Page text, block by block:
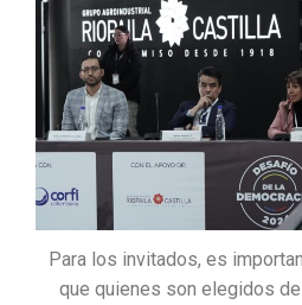
Para los invitados, es
que quienes son elegidos